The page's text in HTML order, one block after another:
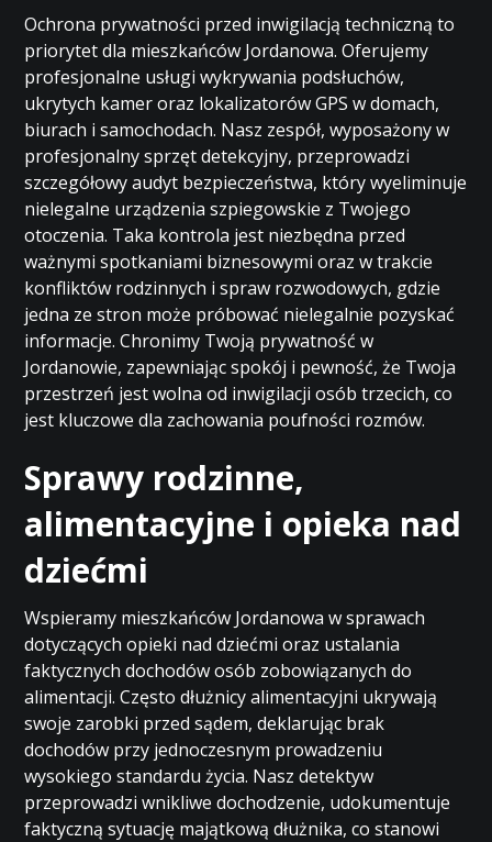
Ochrona prywatności przed inwigilacją techniczną to
priorytet dla mieszkańców Jordanowa. Oferujemy
profesjonalne usługi wykrywania podsłuchów,
ukrytych kamer oraz lokalizatorów GPS w domach,
biurach i samochodach. Nasz zespół, wyposażony w
profesjonalny sprzęt detekcyjny, przeprowadzi
szczegółowy audyt bezpieczeństwa, który wyeliminuje
nielegalne urządzenia szpiegowskie z Twojego
otoczenia. Taka kontrola jest niezbędna przed
ważnymi spotkaniami biznesowymi oraz w trakcie
konfliktów rodzinnych i spraw rozwodowych, gdzie
jedna ze stron może próbować nielegalnie pozyskać
informacje. Chronimy Twoją prywatność w
Jordanowie, zapewniając spokój i pewność, że Twoja
przestrzeń jest wolna od inwigilacji osób trzecich, co
jest kluczowe dla zachowania poufności rozmów.
Sprawy rodzinne,
alimentacyjne i opieka nad
dziećmi
Wspieramy mieszkańców Jordanowa w sprawach
dotyczących opieki nad dziećmi oraz ustalania
faktycznych dochodów osób zobowiązanych do
alimentacji. Często dłużnicy alimentacyjni ukrywają
swoje zarobki przed sądem, deklarując brak
dochodów przy jednoczesnym prowadzeniu
wysokiego standardu życia. Nasz detektyw
przeprowadzi wnikliwe dochodzenie, udokumentuje
faktyczną sytuację majątkową dłużnika, co stanowi